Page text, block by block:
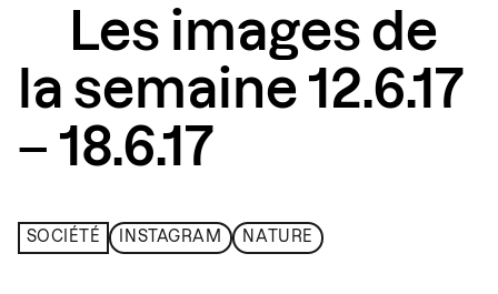
Les images de
la semaine 12.6.17
– 18.6.17
SOCIÉTÉ INSTAGRAM NATURE